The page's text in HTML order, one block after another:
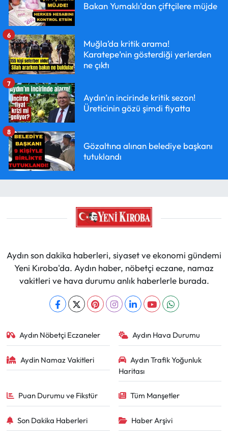
Bakan Yumaklı'dan çiftçilere müjde
Muğla’da kritik arama!
Karatepe’nin gösterdiği yerlerden
ne çıktı
6
Aydın’ın incirinde kritik sezon!
Üreticinin gözü şimdi fiyatta
7
Gözaltına alınan belediye başkanı
tutuklandı
8
Aydın son dakika haberleri, siyaset ve ekonomi gündemi
Yeni Kıroba'da. Aydın haber, nöbetçi eczane, namaz
vakitleri ve hava durumu anlık haberlerle burada.
Aydın Nöbetçi Eczaneler Aydın Hava Durumu
Aydin Namaz Vakitleri
Aydın Trafik Yoğunluk
Haritası
Puan Durumu ve Fikstür Tüm Manşetler
Son Dakika Haberleri Haber Arşivi